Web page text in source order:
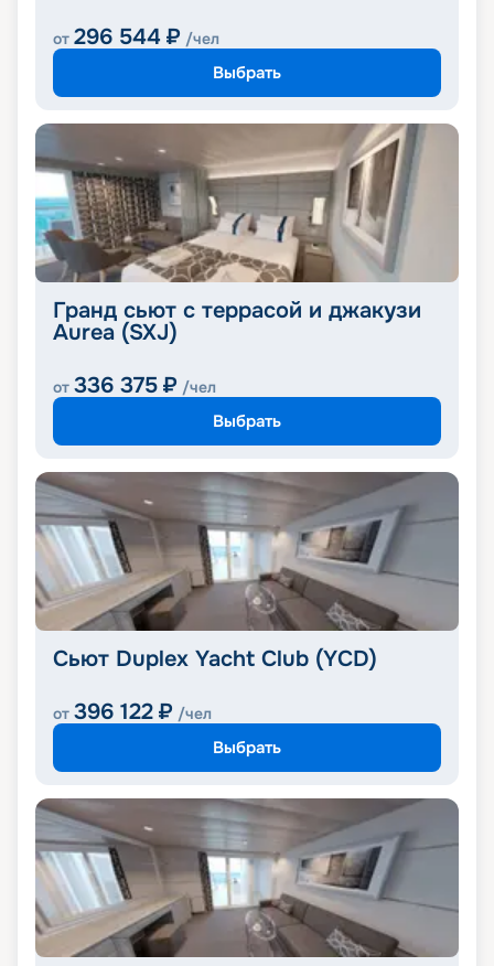
от 296 544 ₽ /чел
Выбрать
Гранд сьют с террасой и джакузи
Aurea (SXJ)
от 336 375 ₽ /чел
Выбрать
Сьют Duplex Yacht Club (YCD)
от 396 122 ₽ /чел
Выбрать